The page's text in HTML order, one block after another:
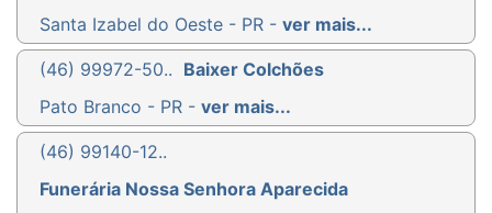
Santa Izabel do Oeste - PR - ver mais...
(46) 99972-50.. Baixer Colchões
Pato Branco - PR - ver mais...
(46) 99140-12..
Funerária Nossa Senhora Aparecida